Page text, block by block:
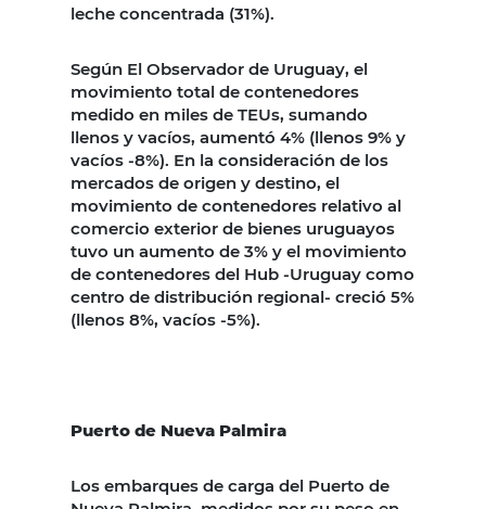
leche concentrada (31%).
Según El Observador de Uruguay, el
movimiento total de contenedores
medido en miles de TEUs, sumando
llenos y vacíos, aumentó 4% (llenos 9% y
vacíos -8%). En la consideración de los
mercados de origen y destino, el
movimiento de contenedores relativo al
comercio exterior de bienes uruguayos
tuvo un aumento de 3% y el movimiento
de contenedores del Hub -Uruguay como
centro de distribución regional- creció 5%
(llenos 8%, vacíos -5%).
Puerto de Nueva Palmira
Los embarques de carga del Puerto de